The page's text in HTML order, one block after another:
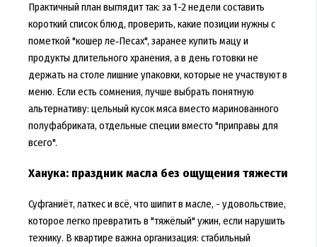
Практичный план выглядит так: за 1-2 недели составить
короткий список блюд, проверить, какие позиции нужны с
пометкой "кошер ле‑Песах", заранее купить мацу и
продукты длительного хранения, а в день готовки не
держать на столе лишние упаковки, которые не участвуют в
меню. Если есть сомнения, лучше выбрать понятную
альтернативу: цельный кусок мяса вместо маринованного
полуфабриката, отдельные специи вместо "приправы для
всего".
Ханука: праздник масла без ощущения тяжести
Суфганиёт, латкес и всё, что шипит в масле, - удовольствие,
которое легко превратить в "тяжёлый" ужин, если нарушить
технику. В квартире важна организация: стабильный